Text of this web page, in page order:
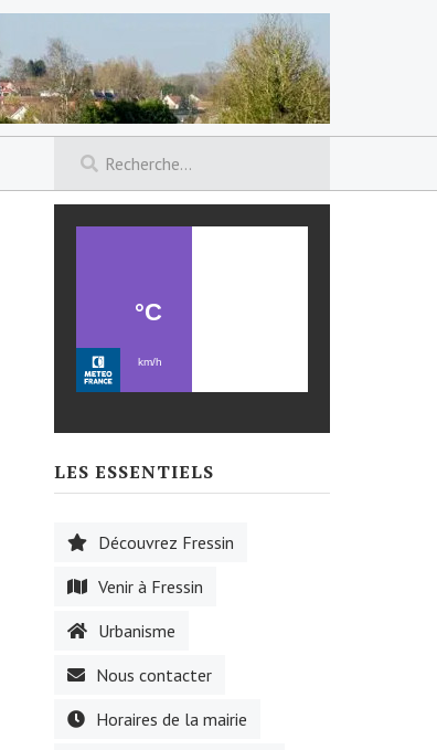
LES ESSENTIELS
Découvrez Fressin
Venir à Fressin
Urbanisme
Nous contacter
Horaires de la mairie